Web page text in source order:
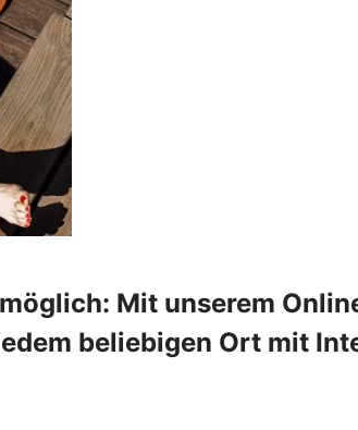
Mit unserem
beliebigen Ort mit